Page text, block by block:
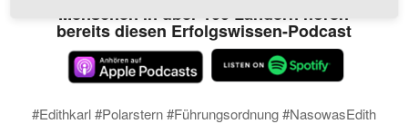
Menschen in über 100 Ländern hören
bereits diesen Erfolgswissen-Podcast
#Edithkarl #Polarstern #Führungsordnung #NasowasEdith